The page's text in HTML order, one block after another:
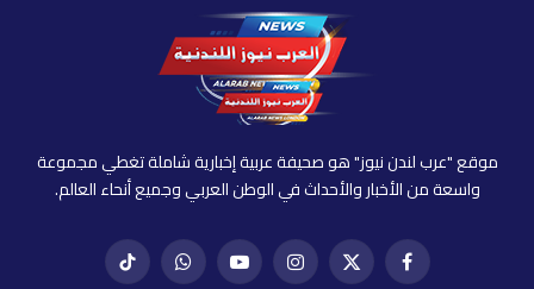
موقع "عرب لندن نيوز" هو صحيفة عربية إخبارية شاملة تغطي مجموعة
واسعة من الأخبار والأحداث في الوطن العربي وجميع أنحاء العالم.
فيسبوكX
إنستغراميوتيوب واتساب تيك